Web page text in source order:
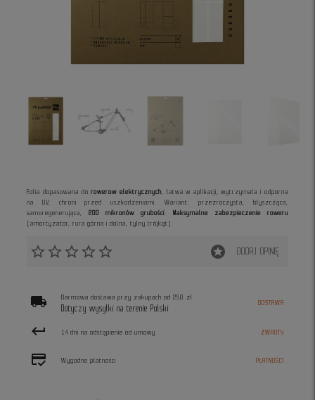
Folia dopasowana dorowerow elektrycznych, łatwa w aplikacji, wytrzymała i odporna
na UV, chroni przed uszkodzeniami. Wariant: przezroczysta, błyszcząca,
samoregenerująca,200 mikronów grubości.
Maksymalne zabezpieczenie roweru
(amortyzator, rura górna i dolna, tylny trójkąt).
star_borderstar_borderstar_borderstar_borderstar_border stars DODAJ OPINIĘ
local_shipping Darmowa dostawa przy zakupach od 250 zł
Dotyczy wysyłki na terenie Polski
DOSTAWA
keyboard_return 14 dni na odstąpienie od umowy ZWROTY
credit_score Wygodne płatności PŁATNOŚCI